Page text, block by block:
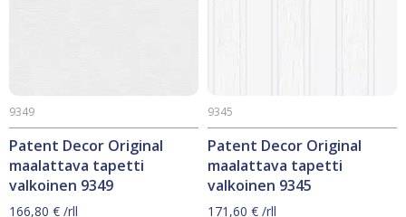
Patent Decor Original
maalattava tapetti
valkoinen 9349
9349
166,80 € /rll
Patent Decor Original
maalattava tapetti
valkoinen 9345
9345
171,60 € /rll